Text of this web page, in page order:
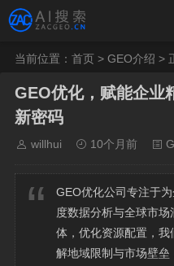
当前位置： 首页 > GEO介绍 >
GEO优化，赋能企业
新密码
willhui 10个月前
GEO优化公司专注于
度数据分析与全球市
体，优化资源配置，
解地域限制与市场壁